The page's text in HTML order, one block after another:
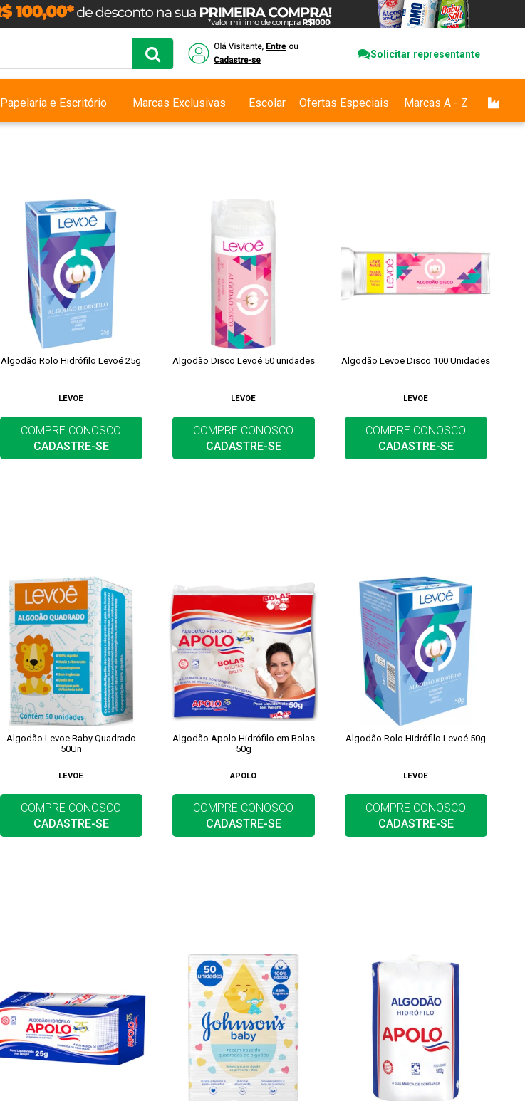
Solicitar representante
Papelaria e Escritório Marcas Exclusivas Escolar Ofertas Especiais Marcas A - Z
Algodão Rolo Hidrófilo Levoé 25g
LEVOE
COMPRE CONOSCO
CADASTRE-SE
Algodão Disco Levoé 50 unidades
LEVOE
COMPRE CONOSCO
CADASTRE-SE
Algodão Levoe Disco 100 Unidades
LEVOE
COMPRE CONOSCO
CADASTRE-SE
Algodão Levoe Baby Quadrado
50Un
LEVOE
COMPRE CONOSCO
CADASTRE-SE
Algodão Apolo Hidrófilo em Bolas
50g
APOLO
COMPRE CONOSCO
CADASTRE-SE
Algodão Rolo Hidrófilo Levoé 50g
LEVOE
COMPRE CONOSCO
CADASTRE-SE